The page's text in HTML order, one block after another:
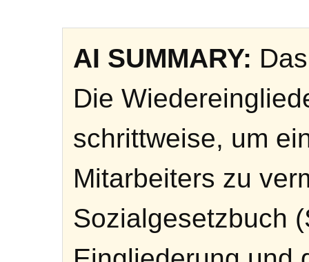
AI SUMMARY:
Die
schrittweise, um
Mitarbeiters zu
Sozialgesetzbuch